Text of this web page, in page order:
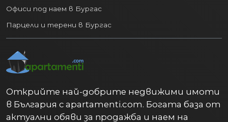
бюджет:
Апартаменти:От модерни
новопостроени комплекси с гледка
жилища в утвърдени квартали.
града, така и в спокойните
предградия и вилни зони.
Инвестиционни имоти:
Офиси под наем в Бургас
Парцели и терени в Бургас
Открийте най-добрите недвижими имоти
в България с apartamenti.com. Богата база от
актуални обяви за продажба и наем на